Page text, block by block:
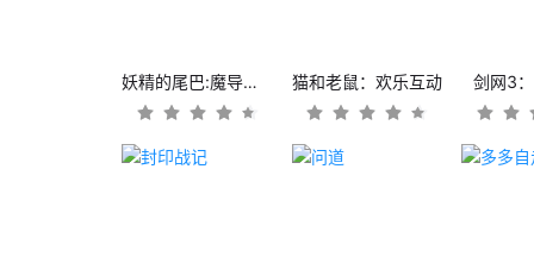
妖精的尾巴:魔导少年 猫和老鼠：欢乐互动 剑网3